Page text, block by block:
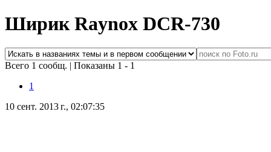
Ширик Raynox DCR-730
Всего 1 сообщ. | Показаны 1 - 1
1
10 сент. 2013 г., 02:07:35